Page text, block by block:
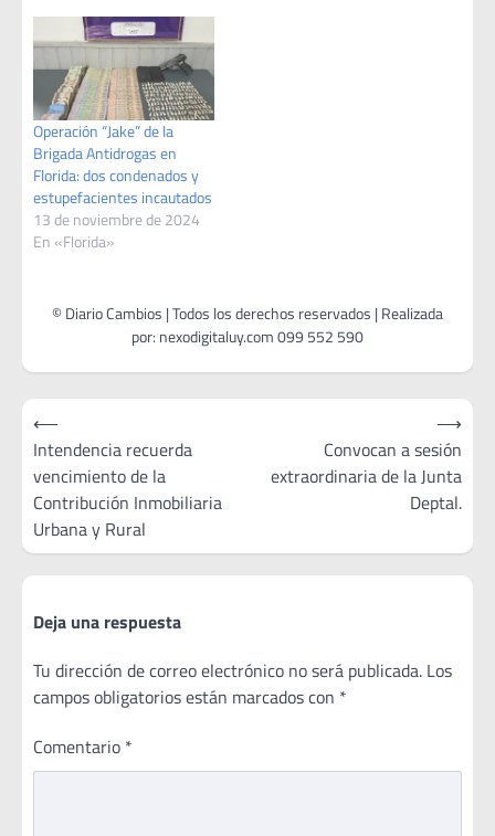
Operación “Jake” de la
Brigada Antidrogas en
Florida: dos condenados y
estupefacientes incautados
13 de noviembre de 2024
En «Florida»
Navegación
de
entradas
⟵
Intendencia recuerda
vencimiento de la
Contribución Inmobiliaria
Urbana y Rural
Convocan a sesión
extraordinaria de la Junta
Deptal.
⟶
Deja una respuesta
Tu dirección de correo electrónico no será publicada. Los
campos obligatorios están marcados con *
Comentario *